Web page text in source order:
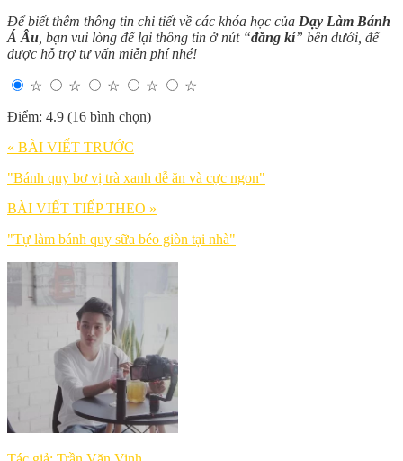
Để biết thêm thông tin chi tiết về các khóa học của Dạy Làm Bánh
Á Âu, bạn vui lòng để lại thông tin ở nút “đăng kí” bên dưới, để
được hỗ trợ tư vấn miễn phí nhé!
☆ ☆ ☆ ☆
☆
Điểm: 4.9 (16 bình chọn)
« BÀI VIẾT TRƯỚC
"Bánh quy bơ vị trà xanh dễ ăn và cực ngon"
BÀI VIẾT TIẾP THEO »
"Tự làm bánh quy sữa béo giòn tại nhà"